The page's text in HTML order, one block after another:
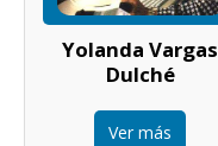
Yolanda Vargas
Dulché
Ver más